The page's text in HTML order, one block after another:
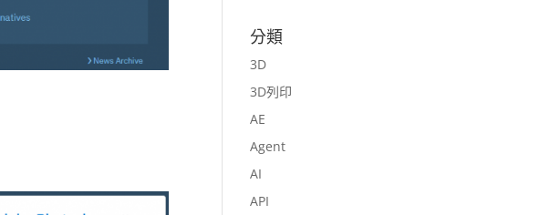
分類
3D
3D列印
AE
Agent
AI
API